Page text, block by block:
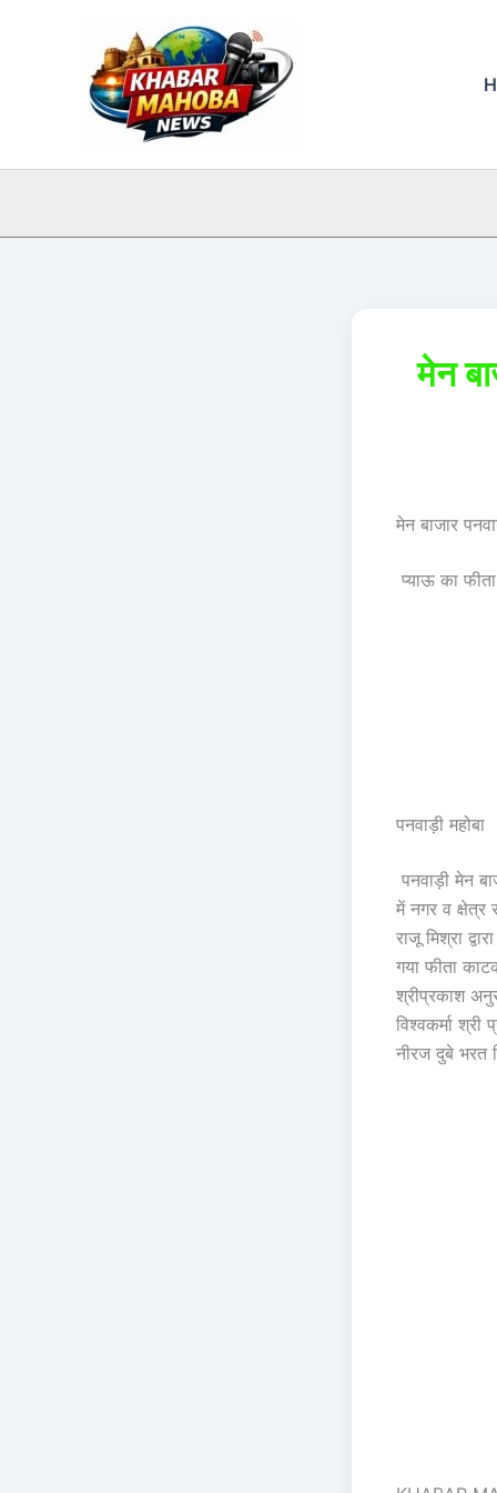
मेन
मेन बाजार
प्याऊ का
पनवाड़ी महोबा
पनवाड़ी मेन
में नगर व क्षेत्र
राजू मिश्रा
गया फीता
श्रीप्रकाश
विश्वकर्मा
नीरज दुबे भरत